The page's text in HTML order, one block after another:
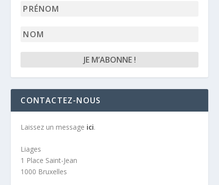
*
Prénom
Nom
CONTACTEZ-NOUS
Laissez un message ici.
Liages
1 Place Saint-Jean
1000 Bruxelles